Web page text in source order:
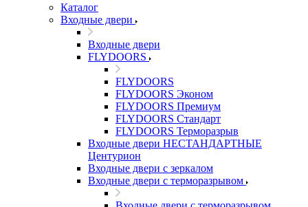
Каталог
Входные двери
Входные двери
FLYDOORS
FLYDOORS
FLYDOORS Эконом
FLYDOORS Премиум
FLYDOORS Стандарт
FLYDOORS Терморазрыв
Входные двери НЕСТАНДАРТНЫЕ
Центурион
Входные двери с зеркалом
Входные двери с терморазрывом